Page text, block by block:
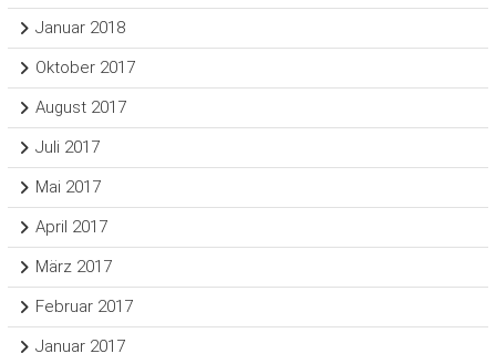
Januar 2018
Oktober 2017
August 2017
Juli 2017
Mai 2017
April 2017
März 2017
Februar 2017
Januar 2017